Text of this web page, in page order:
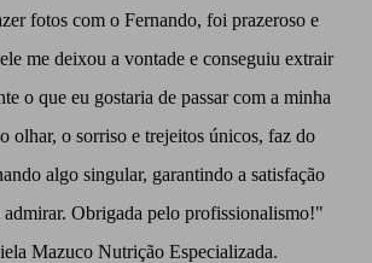
fotos com o Fernando, foi prazeroso e
me deixou a vontade e conseguiu extrair
o que eu gostaria de passar com a minha
olhar, o sorriso e trejeitos únicos, faz do
algo singular, garantindo a satisfação
admirar. Obrigada pelo profissionalismo!"
Mazuco Nutrição Especializada.